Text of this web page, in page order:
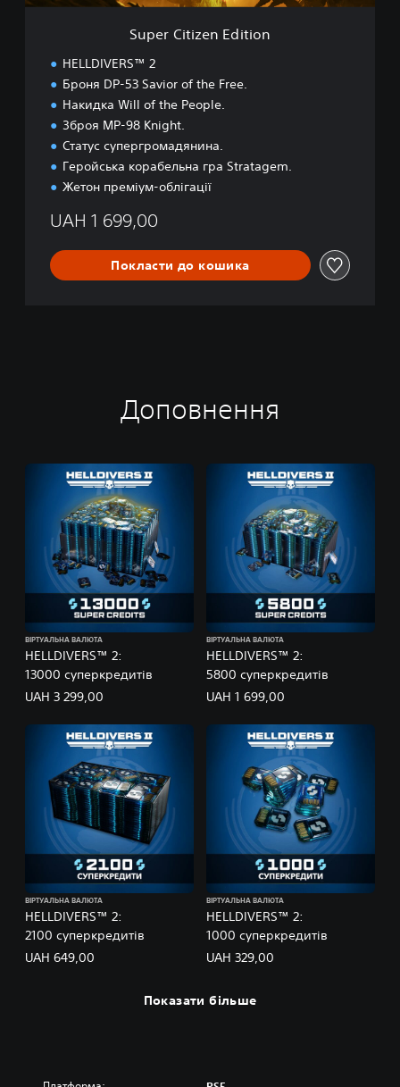
n
Super Citizen Edition
HELLDIVERS™ 2
Броня DP-53 Savior of the Free.
Накидка Will of the People.
Зброя MP-98 Knight.
Статус супергромадянина.
Геройська корабельна гра Stratagem.
Жетон преміум-облігації
UAH 1 699,00
Покласти до кошика
Доповнення
HELLDIVERS™ 2:
13000 суперкредитів
ВІРТУАЛЬНА ВАЛЮТА
UAH 3 299,00
HELLDIVERS™ 2:
5800 суперкредитів
ВІРТУАЛЬНА ВАЛЮТА
UAH 1 699,00
HELLDIVERS™ 2:
2100 суперкредитів
ВІРТУАЛЬНА ВАЛЮТА
UAH 649,00
HELLDIVERS™ 2:
1000 суперкредитів
ВІРТУАЛЬНА ВАЛЮТА
UAH 329,00
Показати більше